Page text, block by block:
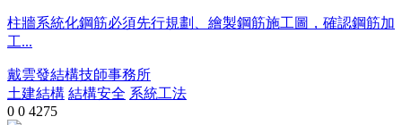
柱牆系統化鋼筋必須先行規劃、繪製鋼筋施工圖，確認鋼筋加
工...
戴雲發結構技師事務所
土建結構 結構安全 系統工法
0 0 4275